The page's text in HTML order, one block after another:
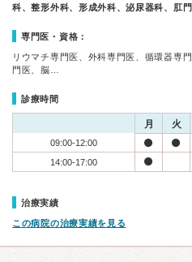
科、整形外科、形成外科、泌尿器科、肛
専門医・資格：
リウマチ専門医、外科専門医、循環器専
門医、脳…
診療時間
月 火
09:00-12:00
14:00-17:00
治療実績
この病院の治療実績を見る